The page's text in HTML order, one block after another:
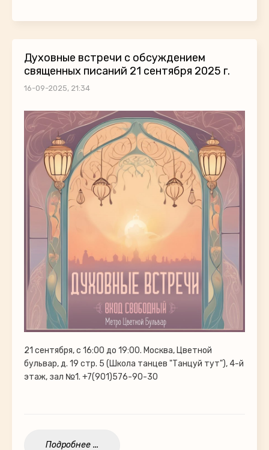
Духовные встречи с обсуждением
священных писаний 21 сентября 2025 г.
16-09-2025, 21:34
21 сентября, с 16:00 до 19:00. Москва, Цветной
бульвар, д. 19 стр. 5 (Школа танцев "Танцуй тут"), 4-й
этаж, зал №1. +7(901)576-90-30
Подробнее ...